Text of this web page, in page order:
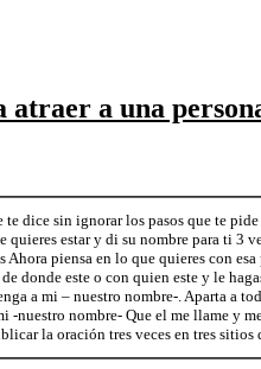
a una
dice sin ignorar los pasos que te
quieres estar y di su nombre para ti 3
Ahora piensa en lo que quieres con
donde este o con quien este y le
a mi – nuestro nombre-. Aparta a
-nuestro nombre- Que el me llame y
la oración tres veces en tres sitios